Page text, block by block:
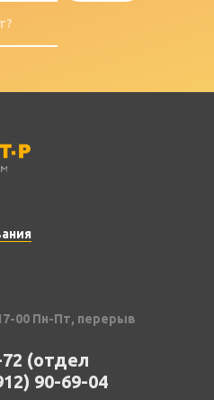
00 Пн-Пт, перерыв
72 (отдел
90-69-04